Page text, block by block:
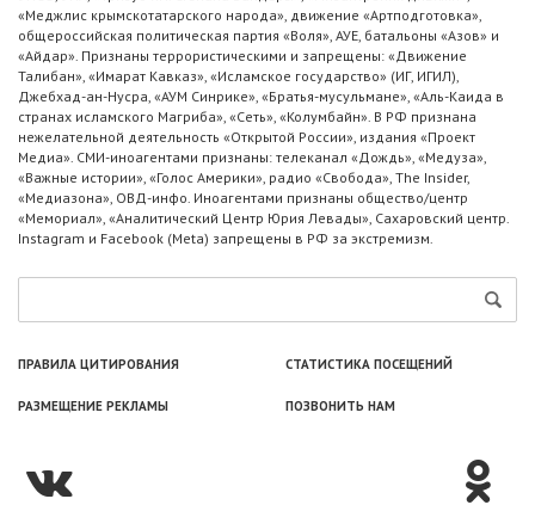
«Меджлис крымскотатарского народа», движение «Артподготовка»,
общероссийская политическая партия «Воля», АУЕ, батальоны «Азов» и
«Айдар». Признаны террористическими и запрещены: «Движение
Талибан», «Имарат Кавказ», «Исламское государство» (ИГ, ИГИЛ),
Джебхад-ан-Нусра, «АУМ Синрике», «Братья-мусульмане», «Аль-Каида в
странах исламского Магриба», «Сеть», «Колумбайн». В РФ признана
нежелательной деятельность «Открытой России», издания «Проект
Медиа». СМИ-иноагентами признаны: телеканал «Дождь», «Медуза»,
«Важные истории», «Голос Америки», радио «Свобода», The Insider,
«Медиазона», ОВД-инфо. Иноагентами признаны общество/центр
«Мемориал», «Аналитический Центр Юрия Левады», Сахаровский центр.
Instagram и Facebook (Metа) запрещены в РФ за экстремизм.
ПРАВИЛА ЦИТИРОВАНИЯ СТАТИСТИКА ПОСЕЩЕНИЙ
РАЗМЕЩЕНИЕ РЕКЛАМЫ ПОЗВОНИТЬ НАМ